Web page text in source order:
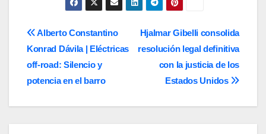
entradas
Navegación
de
entradas
Hjalmar Gibelli consolida
resolución legal definitiva
con la justicia de los
Estados Unidos
Alberto Constantino
Konrad Dávila | Eléctricas
off-road: Silencio y
potencia en el barro